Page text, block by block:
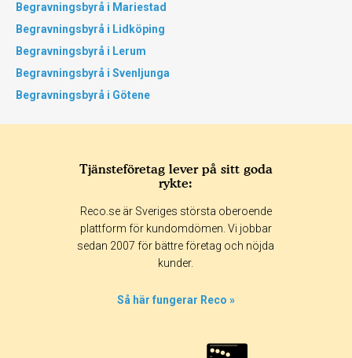
Begravningsbyrå i Mariestad
Begravningsbyrå i Lidköping
Begravningsbyrå i Lerum
Begravningsbyrå i Svenljunga
Begravningsbyrå i Götene
Tjänsteföretag lever på sitt goda
rykte:
Reco.se är Sveriges största oberoende
plattform för kundomdömen. Vi jobbar
sedan 2007 för bättre företag och nöjda
kunder.
Så här fungerar Reco »